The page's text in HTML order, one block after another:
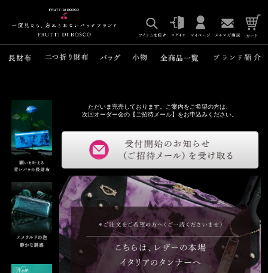
ただいま完売しております。ご案内をご希望の方は、
次回オーダー会の【ご招待メール】をお申込みください。